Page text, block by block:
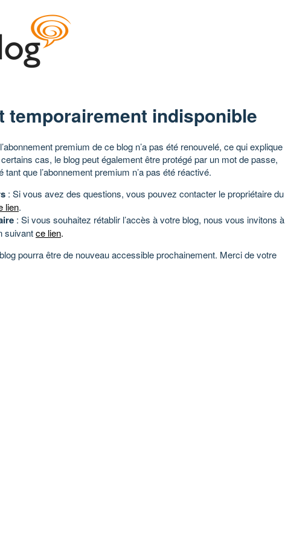
temporairement indisponible
premium de ce blog n’a pas été renouvelé, ce qui explique
cas, le blog peut également être protégé par un mot de passe,
que l’abonnement premium n’a pas été réactivé.
: Si vous avez des questions, vous pouvez contacter le propriétaire du
lien.
: Si vous souhaitez rétablir l’accès à votre blog, nous vous invitons à
suivantce lien.
pourra être de nouveau accessible prochainement. Merci de votre